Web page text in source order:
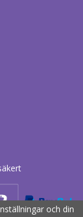
och din